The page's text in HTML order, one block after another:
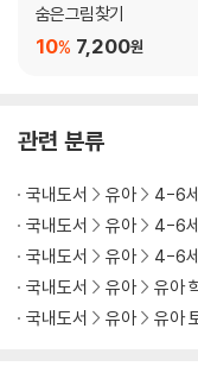
숨은그림찾기
7,200원
10%
관련 분류
국내도서 유아 4-6세
국내도서
유아 4-6세
국내도서
유아 4-6세
국내도서
유아 유아
국내도서
유아 유아